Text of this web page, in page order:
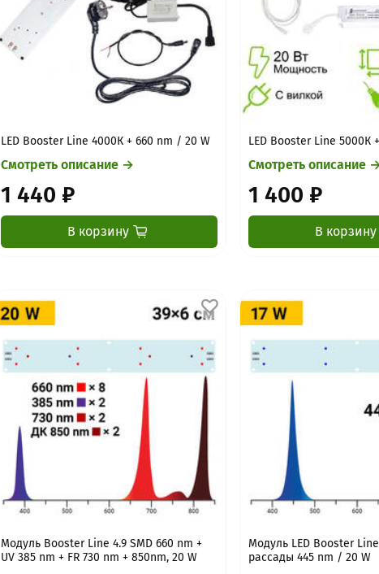
LED Booster Line 4000К + 660 nm / 20 W
Смотреть описание →
1 440 ₽
В корзину
LED Booster Line 5000К
Смотреть описание
1 400 ₽
В корзину
Модуль Booster Line 4.9 SMD 660 nm +
UV 385 nm + FR 730 nm + 850nm, 20 W
Модуль LED Booster
рассады 445 nm / 20 W